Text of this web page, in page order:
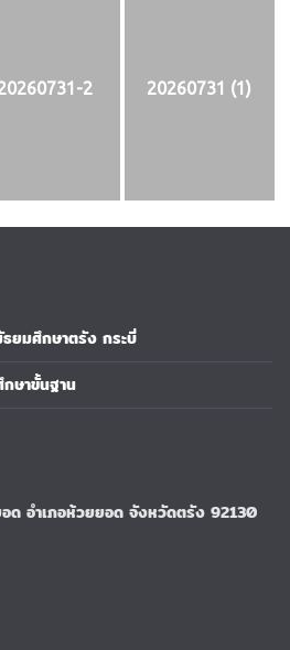
2 20260731 (1)
ยมศึกษาตรัง กระบี่
ษาขั้นฐาน
ด อำเภอห้วยยอด จังหวัดตรัง 92130